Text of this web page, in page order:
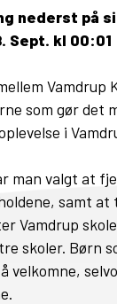
nederst på
Sept. kl 00:01
som gør det
i
man valgt at
samt
Vamdrup
skoler. Børn
velkomne,